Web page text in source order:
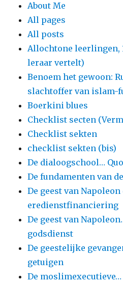
About Me
All pages
All posts
Allochtone leerlingen,
leraar vertelt)
Benoem het gewoon:
slachtoffer van islam-
Boerkini blues
Checklist secten
Checklist sekten
checklist sekten (bis)
De dialoogschool…
De fundamenten van
De geest van Napoleon
eredienstfinanciering
De geest van
godsdienst
De geestelijke
getuigen
De moslimexecutieve…